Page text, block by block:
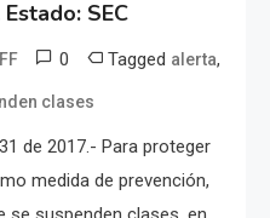
SEC
0 Tagged alerta,
clases
de 2017.- Para proteger
medida de prevención,